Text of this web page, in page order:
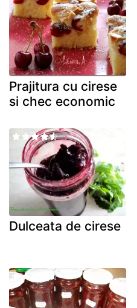
Prajitura cu cirese
si chec economic
Dulceata de cirese